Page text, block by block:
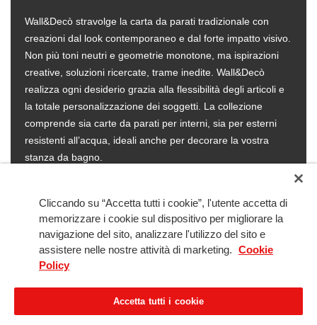
Wall&Decò stravolge la carta da parati tradizionale con
creazioni dal look contemporaneo e dal forte impatto visivo.
Non più toni neutri e geometrie monotone, ma ispirazioni
creative, soluzioni ricercate, trame inedite. Wall&Decò
realizza ogni desiderio grazia alla flessibilità degli articoli e
la totale personalizzazione dei soggetti. La collezione
comprende sia carte da parati per interni, sia per esterni
resistenti all’acqua, ideali anche per decorare la vostra
stanza da bagno.
via del Gregge 1, 21015 Lonate Pozzolo (VA)
Cod. Fisc. & P.I.V.A. 03298210125 - R.E.A. n° 339616 - Registro delle Imprese di
Cliccando su “Accetta tutti i cookie”, l'utente accetta di
memorizzare i cookie sul dispositivo per migliorare la
navigazione del sito, analizzare l'utilizzo del sito e
assistere nelle nostre attività di marketing. Cookie
Policy
Accetta tutti i cookie